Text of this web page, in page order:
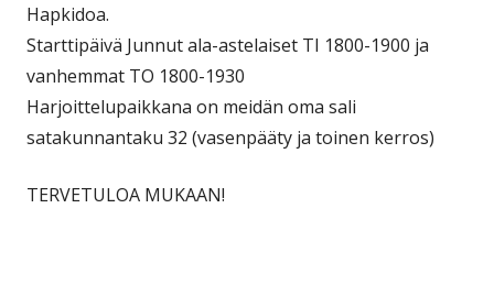
Hapkidoa.
Starttipäivä Junnut ala-astelaiset TI 1800-1900 ja
vanhemmat TO 1800-1930
Harjoittelupaikkana on meidän oma sali
satakunnantaku 32 (vasenpääty ja toinen kerros)
TERVETULOA MUKAAN!